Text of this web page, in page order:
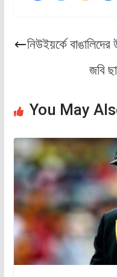
নিউইয়র্কে
জবি
You May